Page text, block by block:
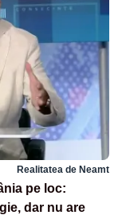
Realitatea de Neamt
pe loc:
dar nu are